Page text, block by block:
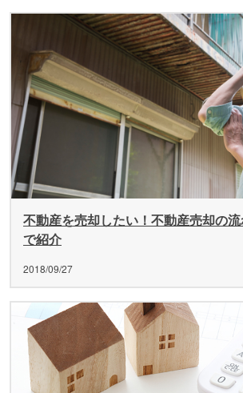
不動産を売却したい！不動産売却の
で紹介
2018/09/27